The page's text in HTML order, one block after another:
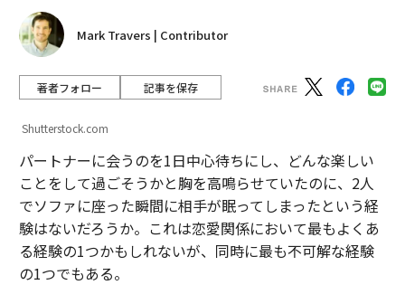
Mark Travers | Contributor
著者フォロー 記事を保存
Shutterstock.com
パートナーに会うのを1日中心待ちにし、どんな楽しい
ことをして過ごそうかと胸を高鳴らせていたのに、2人
でソファに座った瞬間に相手が眠ってしまったという経
験はないだろうか。これは恋愛関係において最もよくあ
る経験の1つかもしれないが、同時に最も不可解な経験
の1つでもある。